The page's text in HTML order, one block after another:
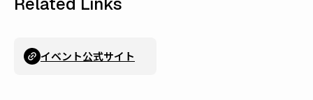
イベント公式サイト